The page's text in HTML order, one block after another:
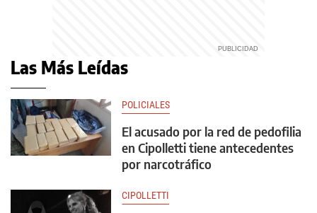
Las Más Leídas
POLICIALES
El acusado por la red de pedofilia
en Cipolletti tiene antecedentes
por narcotráfico
CIPOLLETTI